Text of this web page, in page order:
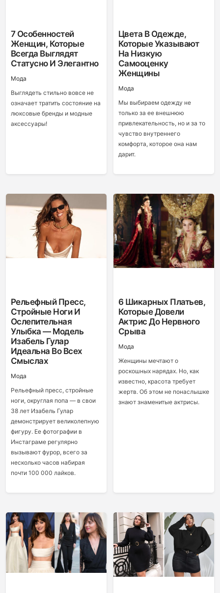
7 Особенностей
Женщин, Которые
Всегда Выглядят
Статусно И Элегантно
Мода
Выглядеть стильно вовсе не
означает тратить состояние на
люксовые бренды и модные
аксессуары!
Цвета В Одежде,
Которые Указывают
На Низкую
Самооценку
Женщины
Мода
Мы выбираем одежду не
только за ее внешнюю
привлекательность, но и за то
чувство внутреннего
комфорта, которое она нам
дарит.
Рельефный Пресс,
Стройные Ноги И
Ослепительная
Улыбка — Модель
Изабель Гулар
Идеальна Во Всех
Смыслах
Мода
Рельефный пресс, стройные
ноги, округлая попа — в свои
38 лет Изабель Гулар
демонстрирует великолепную
фигуру. Ее фотографии в
Инстаграме регулярно
вызывают фурор, всего за
несколько часов набирая
почти 100 000 лайков.
6 Шикарных Платьев,
Которые Довели
Актрис До Нервного
Срыва
Мода
Женщины мечтают о
роскошных нарядах. Но, как
известно, красота требует
жертв. Об этом не понаслышке
знают знаменитые актрисы.